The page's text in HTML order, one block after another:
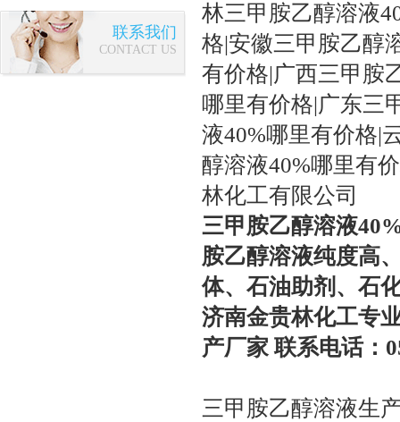
联系我们
CONTACT US
林三甲胺乙醇溶液
格|安徽三甲胺乙醇
有价格|广西三甲胺
哪里有价格|广东三
液40%哪里有价格|
醇溶液40%哪里有
林化工有限公司
三甲胺乙醇溶液
胺乙醇溶液纯度高
体、石油助剂、石
济南金贵林化工专
产厂家 联系电话：
三甲胺乙醇溶液生